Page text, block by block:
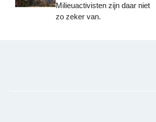
Milieuactivisten zijn daar niet
zo zeker van.